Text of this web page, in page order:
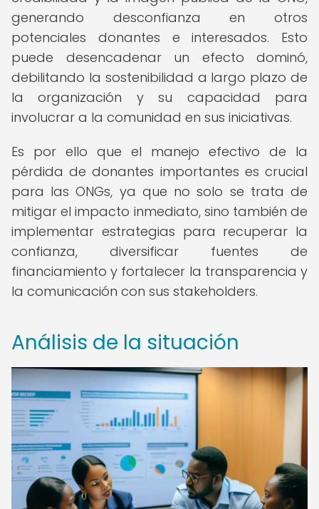
generando desconfianza en otros
potenciales donantes e interesados. Esto
puede desencadenar un efecto dominó,
debilitando la sostenibilidad a largo plazo de
la organización y su capacidad para
involucrar a la comunidad en sus iniciativas.
Es por ello que el manejo efectivo de la
pérdida de donantes importantes es crucial
para las ONGs, ya que no solo se trata de
mitigar el impacto inmediato, sino también de
implementar estrategias para recuperar la
confianza, diversificar fuentes de
financiamiento y fortalecer la transparencia y
la comunicación con sus stakeholders.
Análisis de la situación